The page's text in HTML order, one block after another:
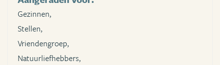
Gezinnen,
Stellen,
Vriendengroep,
Natuurliefhebbers,